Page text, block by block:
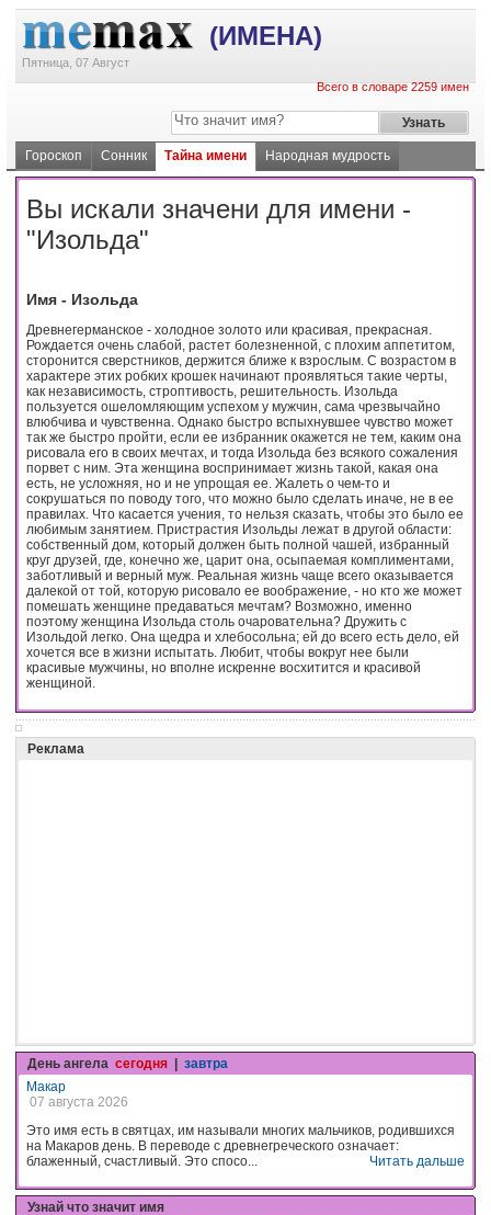
(ИМЕНА)
Пятница, 07 Август
Всего в словаре 2259 имен
Гороскоп Сонник Тайна имени Народная мудрость
Вы искали значени для имени -
"Изольда"
Имя - Изольда
Древнегерманское - холодное золото или красивая, прекрасная.
Рождается очень слабой, растет болезненной, с плохим аппетитом,
сторонится сверстников, держится ближе к взрослым. С возрастом в
характере этих робких крошек начинают проявляться такие черты,
как независимость, строптивость, решительность. Изольда
пользуется ошеломляющим успехом у мужчин, сама чрезвычайно
влюбчива и чувственна. Однако быстро вспыхнувшее чувство может
так же быстро пройти, если ее избранник окажется не тем, каким она
рисовала его в своих мечтax, и тогда Изольда без всякого сожаления
порвет с ним. Эта женщина воспринимает жизнь такой, какая она
есть, не усложняя, но и не упрощая ее. Жалеть о чем-то и
сокрушаться по поводу того, что можно было сделать иначе, не в ее
правилах. Что касается учения, то нельзя сказать, чтобы это было ее
любимым занятием. Пристрастия Изольды лежат в другой области:
собственный дом, который должен быть полной чашей, избранный
круг друзей, где, конечно же, царит она, осыпаемая комплиментами,
заботливый и верный муж. Реальная жизнь чаще всего оказывается
далекой от той, которую рисовало ее воображение, - но кто же может
помешать женщине предаваться мечтам? Возможно, именно
поэтому женщина Изольда столь очаровательна? Дружить с
Изольдой легко. Она щедра и хлебосольна; ей до всего есть дело, ей
хочется все в жизни испытать. Любит, чтобы вокруг нее были
красивые мужчины, но вполне искренне восхитится и красивой
женщиной.
Реклама
День ангела сегодня | завтра
Макар
07 августа 2026
Это имя есть в святцах, им называли многих мальчиков, родившихся
на Макаров день. В переводе с древнегреческого означает:
блаженный, счастливый. Это спосо...
Читать дальше
Узнай что значит имя